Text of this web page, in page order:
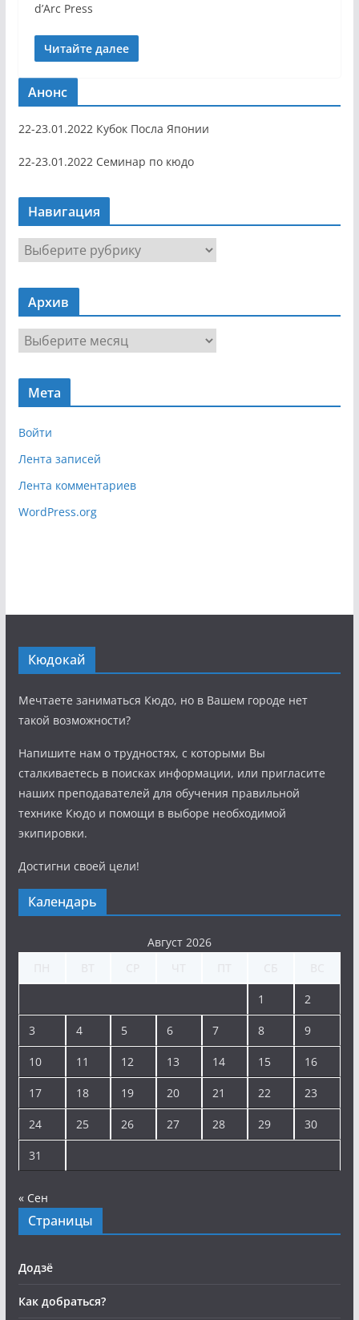
d’Arc Press
Читайте далее
Анонс
22-23.01.2022 Кубок Посла Японии
22-23.01.2022 Семинар по кюдо
Навигация
Н
а
в
г
я
Архив
р
х
Мета
Войти
Лента записей
Лента комментариев
WordPress.org
Кюдокай
Мечтаете заниматься Кюдо, но в Вашем городе нет
такой возможности?
Напишите нам о трудностях, с которыми Вы
сталкиваетесь в поисках информации, или пригласите
наших преподавателей для обучения правильной
технике Кюдо и помощи в выборе необходимой
экипировки.
Достигни своей цели!
Календарь
Август 2026
1 2
3 4 5 6 7 8 9
10 11 12 13 14 15 16
17 18 19 20 21 22 23
24 25 26 27 28 29 30
31
« Сен
Страницы
Додзё
Как добраться?